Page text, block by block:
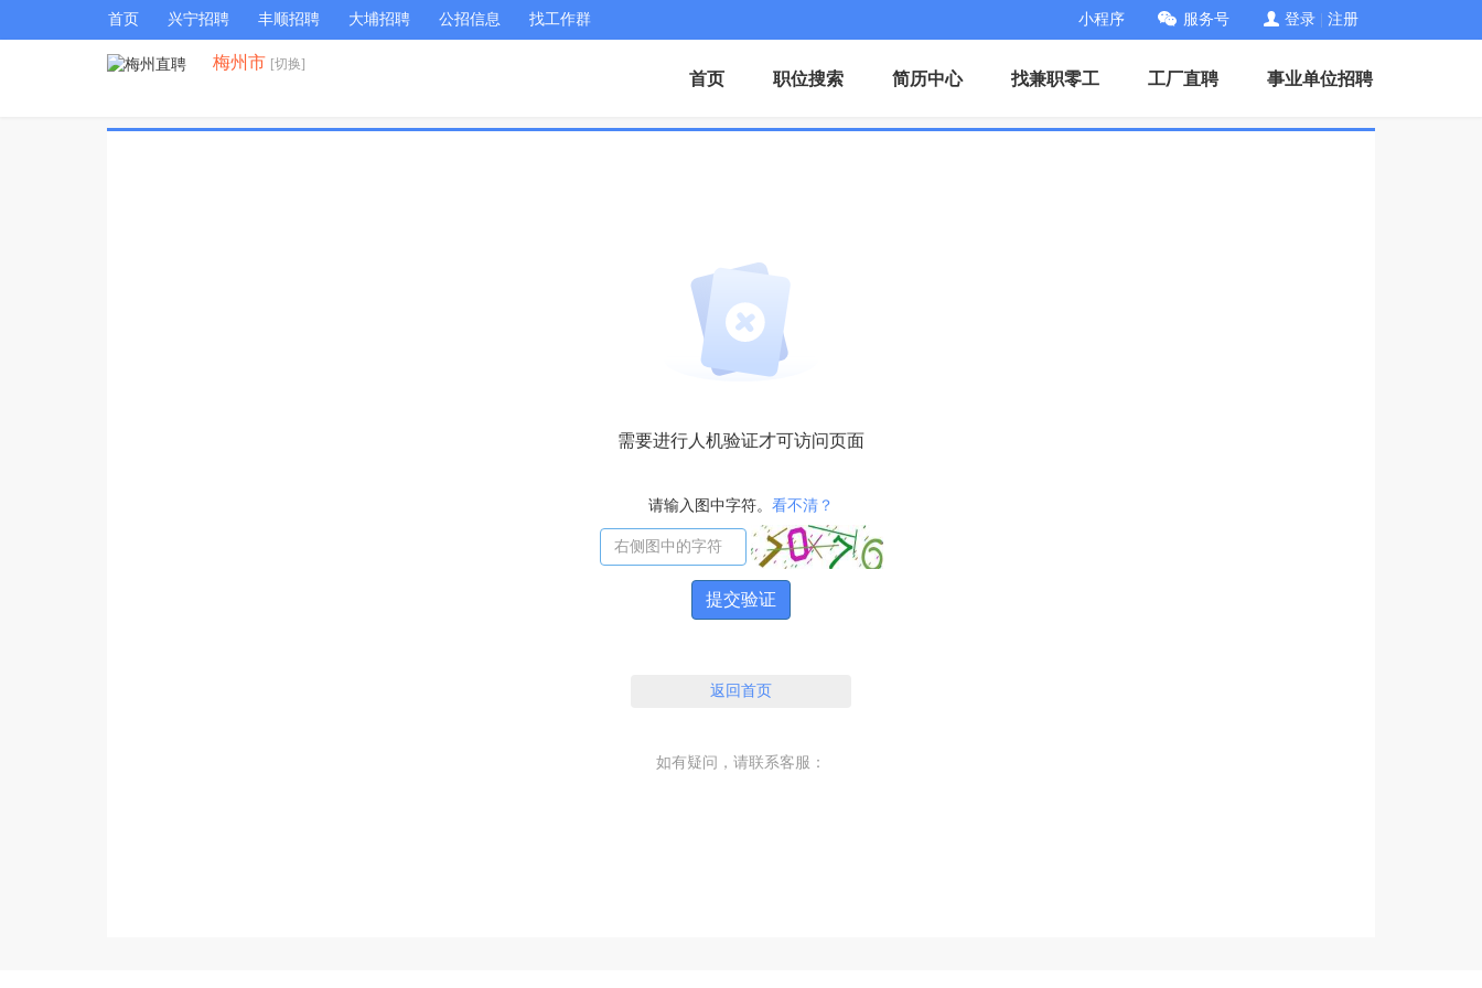
首页 兴宁招聘 丰顺招聘 大埔招聘 公招信息 找工作群 小程序 服务号 登录 注册
梅州市 [切换]
首页 职位搜索 简历中心 找兼职零工 工厂直聘 事业单位招聘
需要进行人机验证才可访问页面
请输入图中字符。 看不清？
提交验证
返回首页
如有疑问，请联系客服：